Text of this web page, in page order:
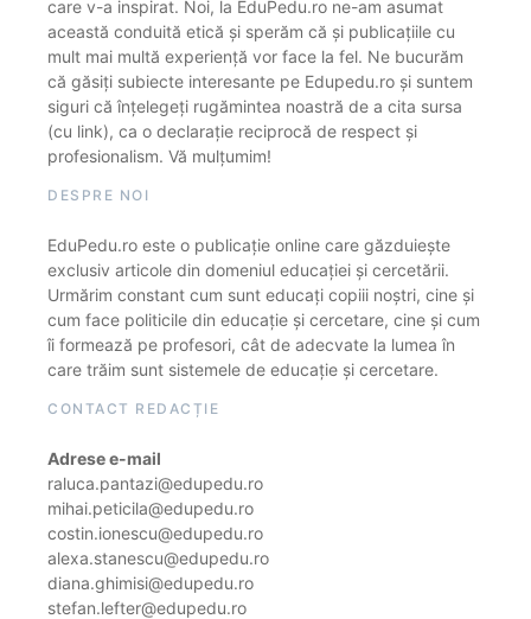
care v-a inspirat. Noi, la EduPedu.ro ne-am asumat
această conduită etică și sperăm că și publicațiile cu
mult mai multă experiență vor face la fel. Ne bucurăm
că găsiți subiecte interesante pe Edupedu.ro și suntem
siguri că înțelegeți rugămintea noastră de a cita sursa
(cu link), ca o declarație reciprocă de respect și
profesionalism. Vă mulțumim!
DESPRE NOI
EduPedu.ro este o publicație online care găzduiește
exclusiv articole din domeniul educației și cercetării.
Urmărim constant cum sunt educați copiii noștri, cine și
cum face politicile din educație și cercetare, cine și cum
îi formează pe profesori, cât de adecvate la lumea în
care trăim sunt sistemele de educație și cercetare.
CONTACT REDACȚIE
Adrese e-mail
raluca.pantazi@edupedu.ro
mihai.peticila@edupedu.ro
costin.ionescu@edupedu.ro
alexa.stanescu@edupedu.ro
diana.ghimisi@edupedu.ro
stefan.lefter@edupedu.ro